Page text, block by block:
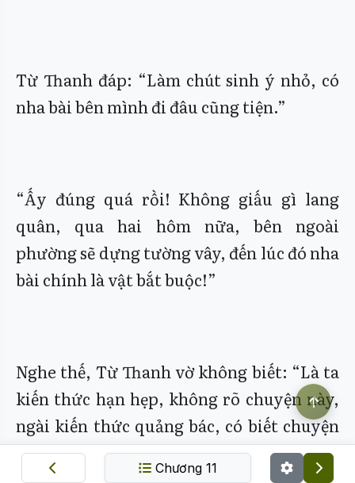
Từ Thanh đáp: “Làm chút sinh ý nhỏ, có
nha bài bên mình đi đâu cũng tiện.”
“Ấy đúng quá rồi! Không giấu gì lang
quân, qua hai hôm nữa, bên ngoài
phường sẽ dựng tường vây, đến lúc đó nha
bài chính là vật bắt buộc!”
Nghe thế, Từ Thanh vờ không biết: “Là ta
kiến thức hạn hẹp, không rõ chuyện này,
ngài kiến thức quảng bác, có biết chuyện
gì không?”
Chương 11